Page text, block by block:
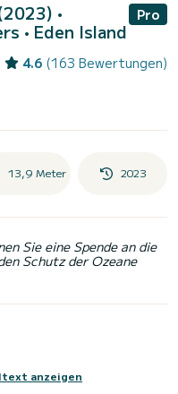
•
• Eden Island
Pro
4.6 (163 Bewertungen)
13,9 Meter 2023
Sie eine Spende an die
Schutz der Ozeane
anzeigen